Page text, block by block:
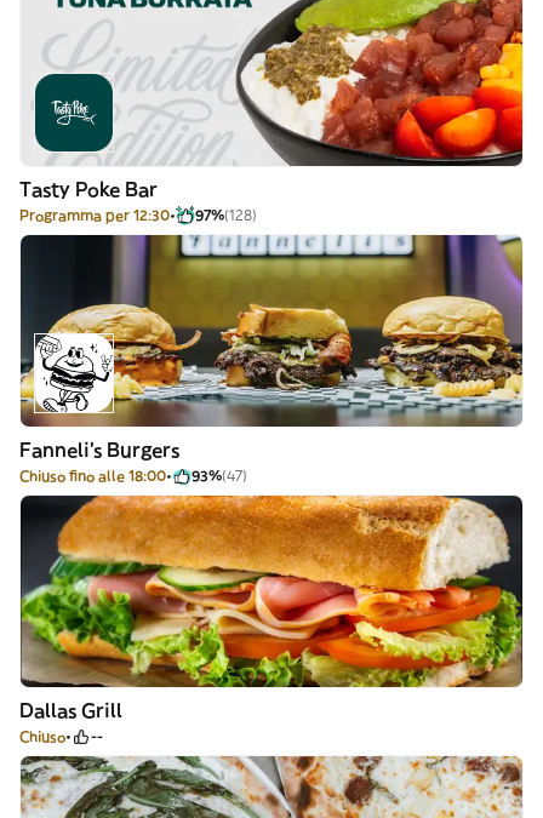
Tasty Poke Bar
Programma per 12:30 97%(128)
Fanneli's Burgers
Chiuso fino alle 18:00 93%(47)
Dallas Grill
Chiuso --